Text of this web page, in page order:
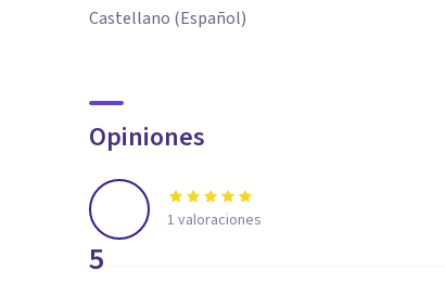
Castellano (Español)
Opiniones
5
1 valoraciones